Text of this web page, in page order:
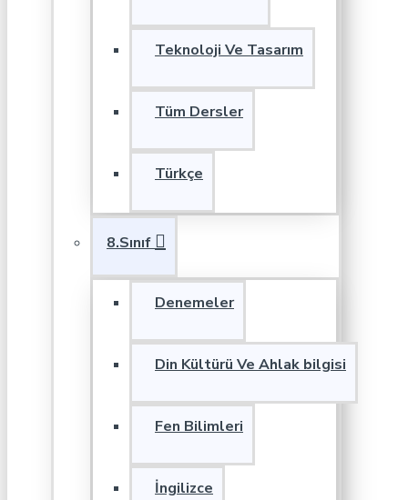
Teknoloji Ve Tasarım
Tüm Dersler
Türkçe
8.Sınıf
Denemeler
Din Kültürü Ve Ahlak bilgisi
Fen Bilimleri
İngilizce